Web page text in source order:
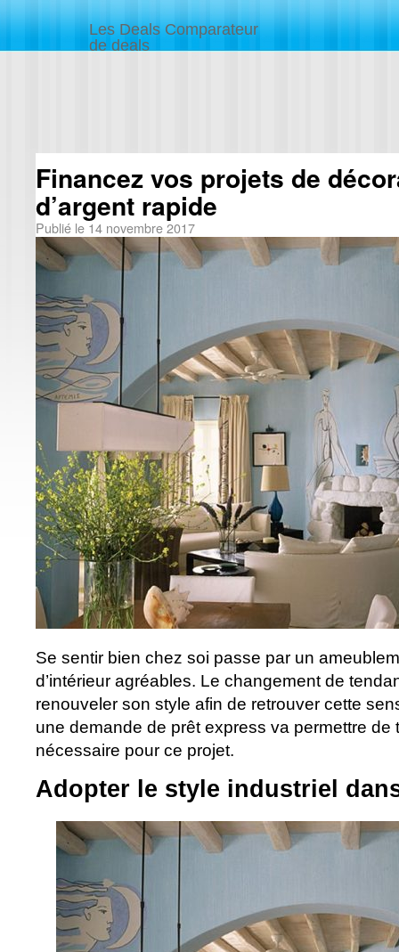
Les Deals Comparateur
de deals
Financez vos projets de
d’argent rapide
Publié le 14 novembre 2017
Se sentir bien chez soi passe par un
d’intérieur agréables. Le changement de
renouveler son style afin de retrouver cette
une demande de prêt express va permettre de
nécessaire pour ce projet.
Adopter le style industriel